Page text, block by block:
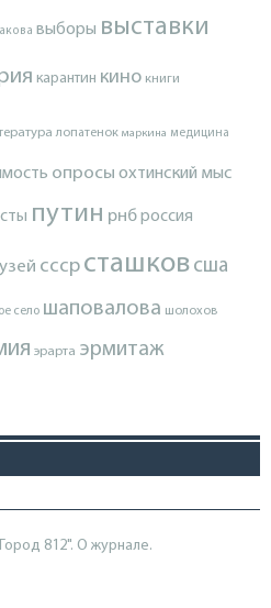
выборы выставки
карантин кино книги
лопатенок маркина медицина
опросы охтинский мыс
путин рнброссия
ссср сташков сша
село шаповалова шолохов
эрарта эрмитаж
812". О журнале.